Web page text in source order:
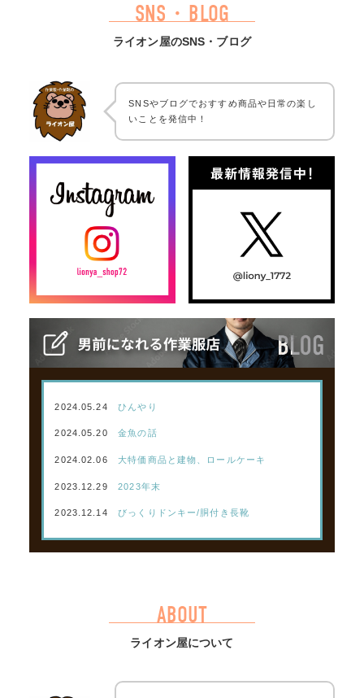
SNS・BLOG
ライオン屋のSNS・ブログ
SNSやブログでおすすめ商品や日常の楽し
いことを発信中！
2024.05.24 ひんやり
2024.05.20 金魚の話
2024.02.06 大特価商品と建物、ロールケーキ
2023.12.29 2023年末
2023.12.14 びっくりドンキー/胴付き長靴
ABOUT
ライオン屋について